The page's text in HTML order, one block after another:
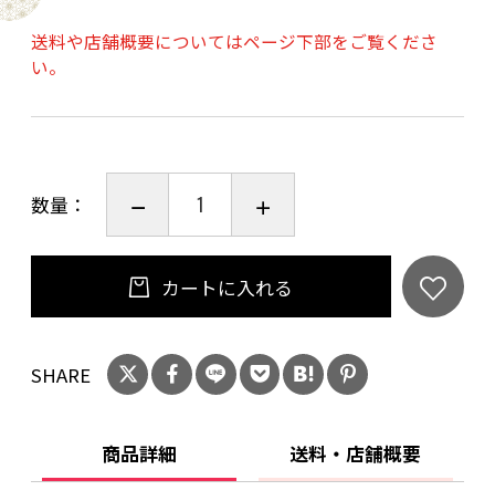
臭いが気になる衣類や空間に噴霧いただく事
で、悪臭を軽減・消臭します。（全ての臭いを
消臭出来る訳では御座いません。）
「汗臭」「加齢臭」「タバコ臭」「カビ臭」
様々な臭いに御使用出来ます。
※揮発成分は配合されておりませんので、噴霧し
〇噴霧口をONに回してください。（ご購入時は
〇使い始めは２～３回、空スプレーしていただ
き、衣類・布製品には、約２０ｃｍ離し、表面
送料や店舗概要についてはページ下部をご覧くださ
い。
数量：
カートに入れる
SHARE
商品詳細 送料・店舗概要